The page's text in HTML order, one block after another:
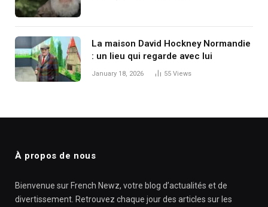
La maison David Hockney Normandie
: un lieu qui regarde avec lui
January 18, 2026 55 Views
À propos de nous
Bienvenue sur French Newz, votre blog d’actualités et de
divertissement. Retrouvez chaque jour des articles sur les